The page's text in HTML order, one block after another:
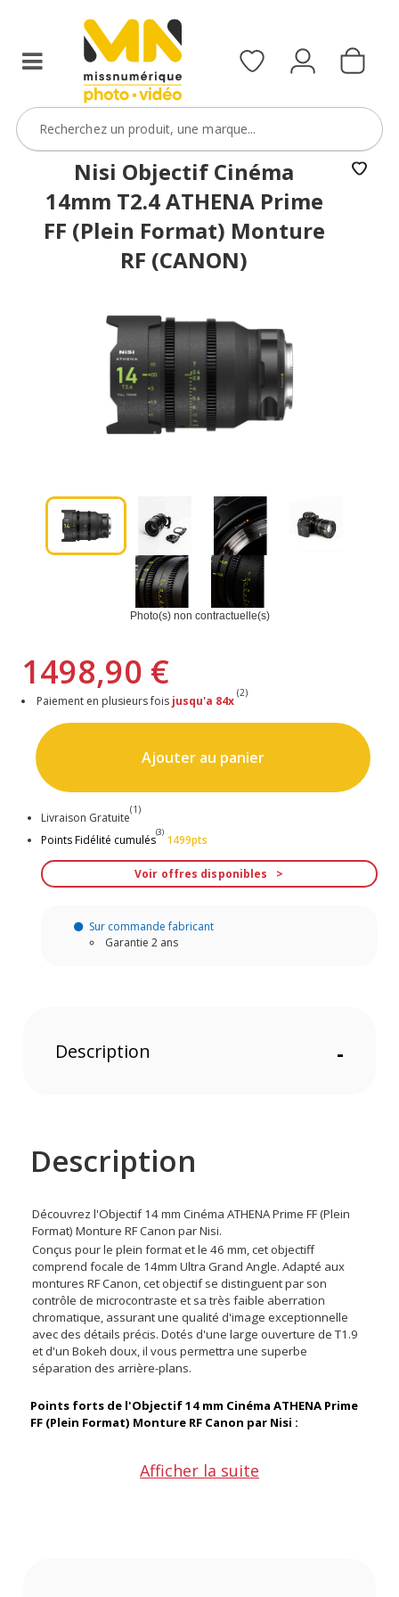
le
ObjectifFiltre5
VOIR L'OFFRE
Nisi Objectif Cinéma
14mm T2.4 ATHENA Prime
FF (Plein Format) Monture
RF (CANON)
Photo(s) non contractuelle(s)
1498,90 €
Paiement en plusieurs fois jusqu'a 84x
(2)
Ajouter au panier
Livraison Gratuite
(1)
Points Fidélité cumulés
(3)
1499pts
Voir offres disponibles
Sur commande fabricant
Garantie 2 ans
Description -
Description
Découvrez l'Objectif 14 mm Cinéma ATHENA Prime FF (Plein
Format) Monture RF Canon par Nisi.
Conçus pour le plein format et le 46 mm, cet objectiff
comprend focale de 14mm Ultra Grand Angle. Adapté aux
montures RF Canon, cet objectif se distinguent par son
contrôle de microcontraste et sa très faible aberration
chromatique, assurant une qualité d'image exceptionnelle
avec des détails précis. Dotés d'une large ouverture de T1.9
et d'un Bokeh doux, il vous permettra une superbe
séparation des arrière-plans.
Points forts de l'Objectif 14 mm Cinéma ATHENA Prime
FF (Plein Format) Monture RF Canon par Nisi :
Ouverture T1.9 pour une performance optimale en basse
Afficher la suite